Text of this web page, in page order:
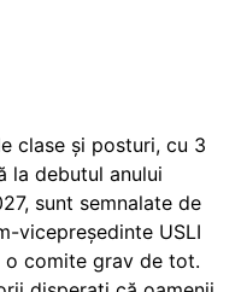
clase și posturi, cu 3
la debutul anului
sunt semnalate de
vicepreședinte USLI
o comite grav de tot.